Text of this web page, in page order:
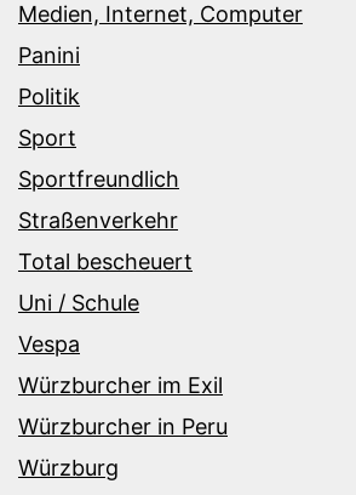
Medien, Internet, Computer
Panini
Politik
Sport
Sportfreundlich
Straßenverkehr
Total bescheuert
Uni / Schule
Vespa
Würzburcher im Exil
Würzburcher in Peru
Würzburg